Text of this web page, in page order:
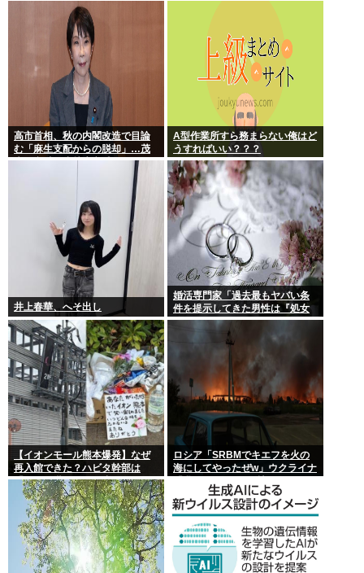
苗「勝てる！ ガハハハハハ
らい言ってるけど絶対に実現し
高市首相、秋の内閣改造で目論
む「麻生支配からの脱却」…茂
木敏充氏も小林鷹之氏もクビ
A型作業所すら務まらない俺はど
うすればいい？？？
井上春華、へそ出し
婚活専門家「過去最もヤバい条
件を提示してきた男性は『処女
信仰』」ケンモメン…
【イオンモール熊本爆発】なぜ
再入館できた？ハビタ幹部は
「モール職員は引き止めなかっ
た」イオン「運用を徹底できな
かった可能性」
ロシア「SRBMでキエフを火の
海にしてやったぜw」ウクライナ
「我々もSRBMで反撃する